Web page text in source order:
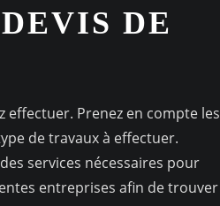
DE
Prenez en compte les
de travaux à effectuer.
services nécessaires pour
entreprises afin de trouver